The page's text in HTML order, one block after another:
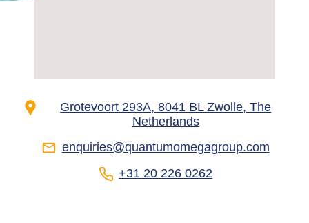
Grotevoort 293A, 8041 BL Zwolle, The
Netherlands
enquiries@quantumomegagroup.com
+31 20 226 0262